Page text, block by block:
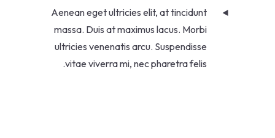
Aenean eget ultricies elit, at tincidunt
massa. Duis at maximus lacus. Morbi
ultricies venenatis arcu. Suspendisse
vitae viverra mi, nec pharetra felis.